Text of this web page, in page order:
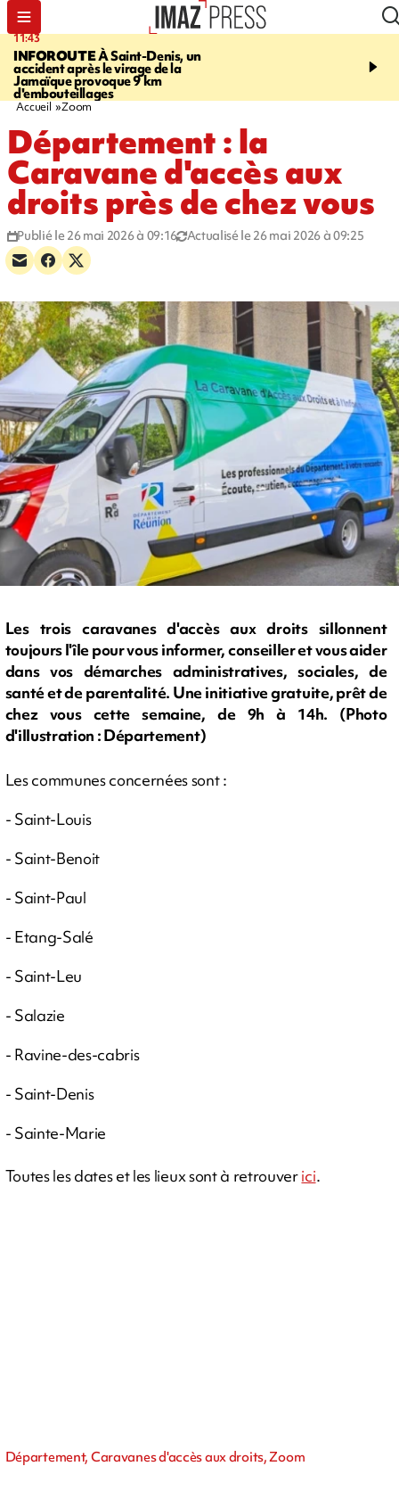
11:43
INFOROUTEÀ Saint-Denis, un
accident après le virage de la
Jamaïque provoque 9 km
d'embouteillages
16:35
gendarmes évacuent
Accueil Zoom
Département : la
Caravane d'accès aux
droits près de chez vous
Publié le 26 mai 2026 à 09:16 Actualisé le 26 mai 2026 à 09:25
Les trois caravanes d'accès aux droits sillonnent
toujours l'île pour vous informer, conseiller et vous aider
dans vos démarches administratives, sociales, de
santé et de parentalité. Une initiative gratuite, prêt de
chez vous cette semaine, de 9h à 14h. (Photo
d'illustration : Département)
Les communes concernées sont :
- Saint-Louis
- Saint-Benoit
- Saint-Paul
- Etang-Salé
- Saint-Leu
- Salazie
- Ravine-des-cabris
- Saint-Denis
- Sainte-Marie
Toutes les dates et les lieux sont à retrouverici.
Département, Caravanes d'accès aux droits, Zoom